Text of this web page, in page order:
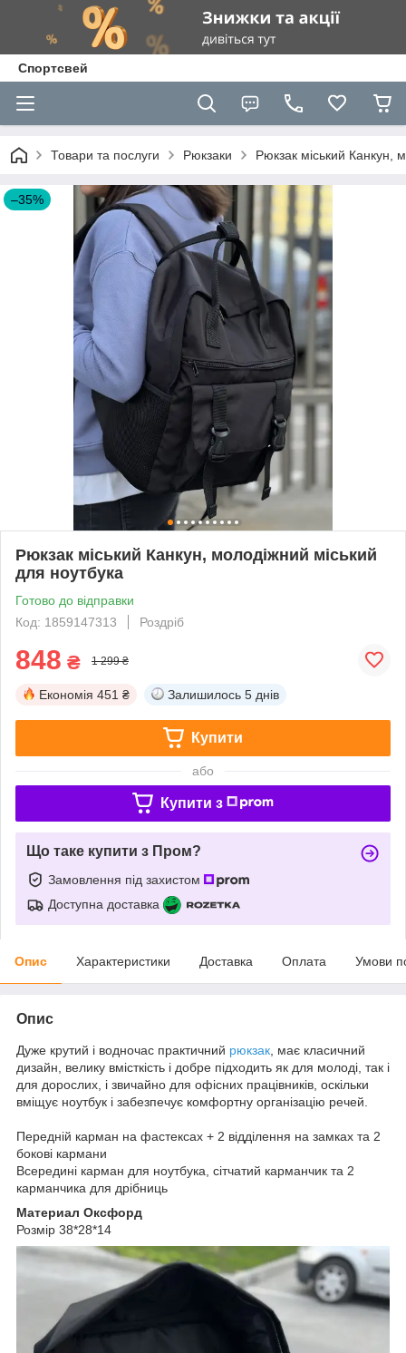
Спортсвей
Товари та послуги Рюкзаки Рюкзак міський Канкун,
–35%
Рюкзак міський Канкун, молодіжний міський
для ноутбука
Готово до відправки
Код: 1859147313
Роздріб
848 ₴ 1 299 ₴
Економія 451 ₴ Залишилось 5 днів
Купити
або
Купити з
Що таке купити з Пром?
Замовлення під захистом
Доступна доставка
Опис Характеристики Доставка Оплата Умови
Опис
Дуже крутий і водночас практичний рюкзак , має класичний
дизайн, велику вмісткість і добре підходить як для молоді, так і
для дорослих, і звичайно для офісних працівників, оскільки
вміщує ноутбук і забезпечує комфортну організацію речей.
Передній карман на фастексах + 2 відділення на замках та 2
бокові кармани
Всередині карман для ноутбука, сітчатий карманчик та 2
карманчика для дрібниць
Материал Оксфорд
Розмір 38*28*14